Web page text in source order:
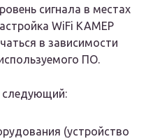
сигнала в местах
WiFi КАМЕР
в зависимости
ПО.
следующий:
(устройство